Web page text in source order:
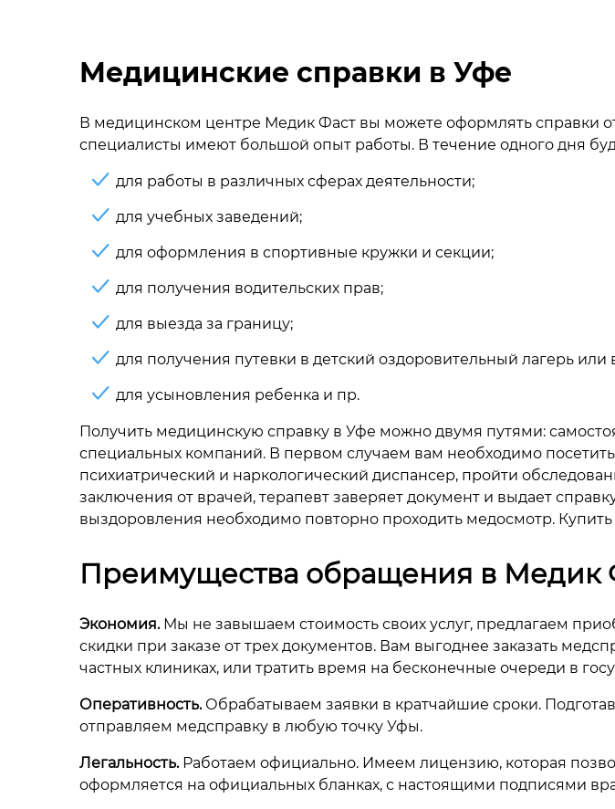
Медицинские справки в Уфе
В медицинском центре Медик Фаст вы можете оформлять справки
специалисты имеют большой опыт работы. В течение одного дня
для работы в различных сферах деятельности;
для учебных заведений;
для оформления в спортивные кружки и секции;
для получения водительских прав;
для выезда за границу;
для получения путевки в детский оздоровительный лагерь или
для усыновления ребенка и пр.
Получить медицинскую справку в Уфе можно двумя путями:
специальных компаний. В первом случаем вам необходимо
психиатрический и наркологический диспансер, пройти
заключения от врачей, терапевт заверяет документ и выдает
выздоровления необходимо повторно проходить медосмотр.
Преимущества обращения в Медик
Экономия.Мы не завышаем стоимость своих услуг, предлагаем
скидки при заказе от трех документов. Вам выгоднее заказать
частных клиниках, или тратить время на бесконечные очереди в
Оперативность.Обрабатываем заявки в кратчайшие сроки.
отправляем медсправку в любую точку Уфы.
Легальность. Работаем официально. Имеем лицензию, которая
оформляется на официальных бланках, с настоящими подписями